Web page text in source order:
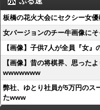
板橋の花火大会にセクシー女
女バージョンのチー牛画像に
【画像】子供7人が全員『女
【画像】昔の将棋界、思った
wwwwwww
弊社、ゆとり社員が5万円のス
たwww